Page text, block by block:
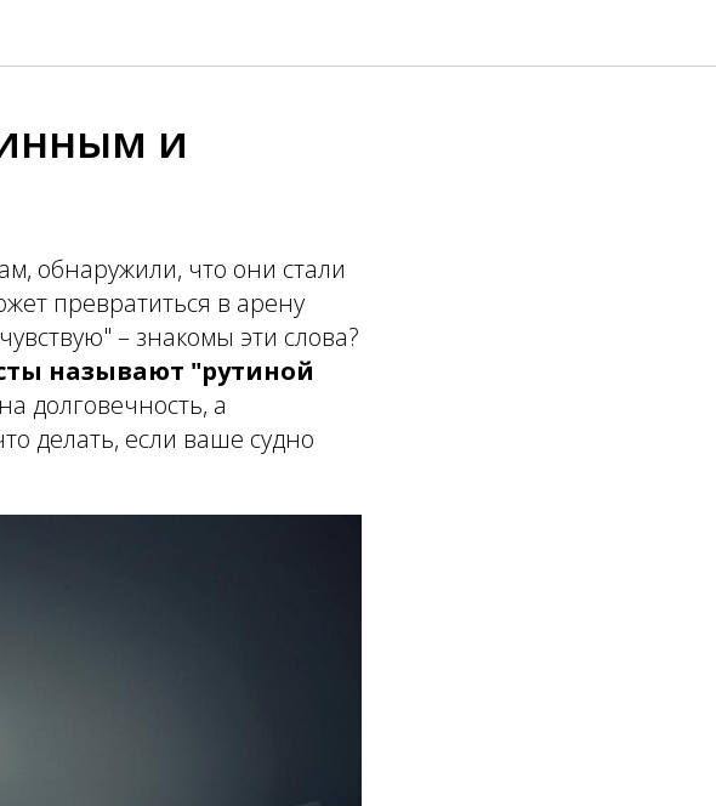
и
обнаружили, что они стали
превратиться в арену
– знакомы эти слова?
называют "рутиной
долговечность, а
делать, если ваше судно